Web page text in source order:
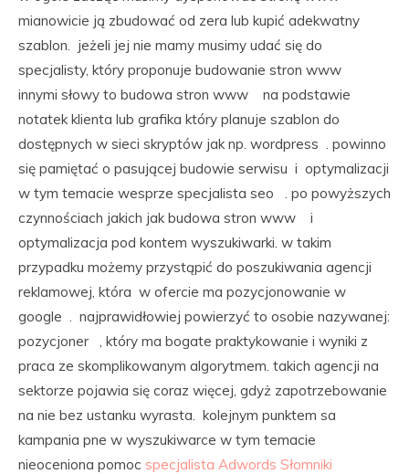
mianowicie ją zbudować od zera lub kupić adekwatny
szablon. jeżeli jej nie mamy musimy udać się do
specjalisty, który proponuje budowanie stron www
innymi słowy to budowa stron www na podstawie
notatek klienta lub grafika który planuje szablon do
dostępnych w sieci skryptów jak np. wordpress . powinno
się pamiętać o pasującej budowie serwisu i optymalizacji
w tym temacie wesprze specjalista seo . po powyższych
czynnościach jakich jak budowa stron www i
optymalizacja pod kontem wyszukiwarki. w takim
przypadku możemy przystąpić do poszukiwania agencji
reklamowej, która w ofercie ma pozycjonowanie w
google . najprawidłowiej powierzyć to osobie nazywanej:
pozycjoner , który ma bogate praktykowanie i wyniki z
praca ze skomplikowanym algorytmem. takich agencji na
sektorze pojawia się coraz więcej, gdyż zapotrzebowanie
na nie bez ustanku wyrasta. kolejnym punktem sa
kampania pne w wyszukiwarce w tym temacie
nieoceniona pomoc specjalista Adwords Słomniki